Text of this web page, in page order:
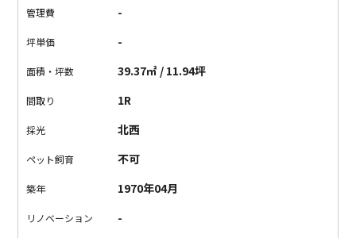
い！！ヴィンテージも木の温かみも好きな人間にはたまりませ
管理費 -
坪単価 -
面積・坪数 39.37㎡ / 11.94坪
間取り 1R
採光 北西
ペット飼育 不可
築年 1970年04月
リノベーション -